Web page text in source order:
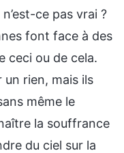
ce pas vrai ?
font face à des
ceci ou de cela.
rien, mais ils
même le
la souffrance
du ciel sur la